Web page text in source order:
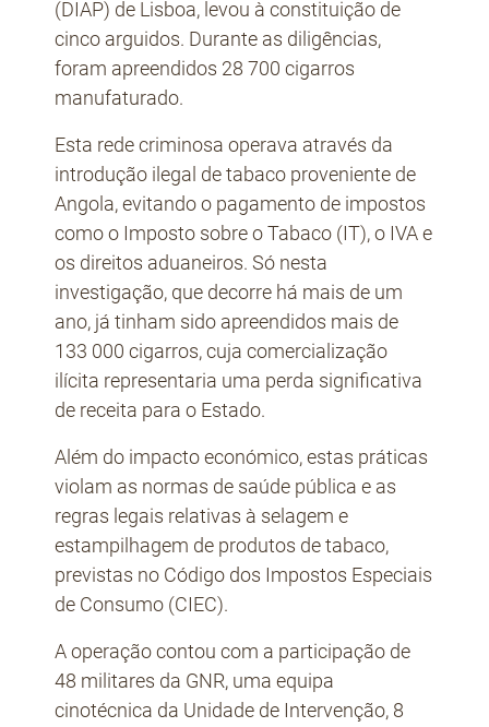
(DIAP) de Lisboa, levou à constituição de
cinco arguidos. Durante as diligências,
foram apreendidos 28 700 cigarros
manufaturado.
Esta rede criminosa operava através da
introdução ilegal de tabaco proveniente de
Angola, evitando o pagamento de impostos
como o Imposto sobre o Tabaco (IT), o IVA e
os direitos aduaneiros. Só nesta
investigação, que decorre há mais de um
ano, já tinham sido apreendidos mais de
133 000 cigarros, cuja comercialização
ilícita representaria uma perda significativa
de receita para o Estado.
Além do impacto económico, estas práticas
violam as normas de saúde pública e as
regras legais relativas à selagem e
estampilhagem de produtos de tabaco,
previstas no Código dos Impostos Especiais
de Consumo (CIEC).
A operação contou com a participação de
48 militares da GNR, uma equipa
cinotécnica da Unidade de Intervenção, 8